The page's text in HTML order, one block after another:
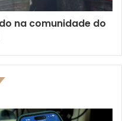
na comunidade do